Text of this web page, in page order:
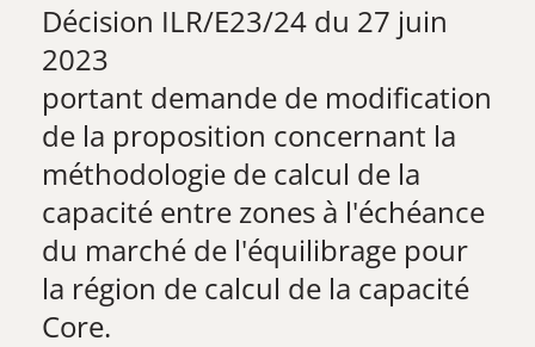
Décision ILR/E23/24 du 27 juin
2023
​portant demande de modification
de la proposition concernant la
méthodologie de calcul de la
capacité entre zones à l'échéance
du marché de l'équilibrage pour
la région de calcul de la capacité
Core.